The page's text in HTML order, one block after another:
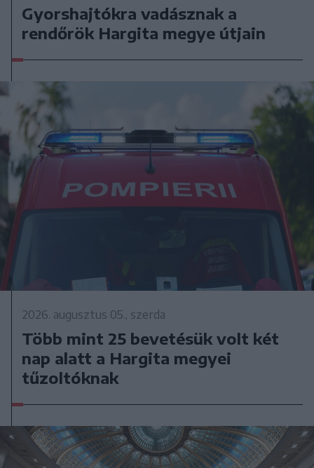
Gyorshajtókra vadásznak a
rendőrök Hargita megye útjain
2026. augusztus 05., szerda
Több mint 25 bevetésük volt két
nap alatt a Hargita megyei
tűzoltóknak